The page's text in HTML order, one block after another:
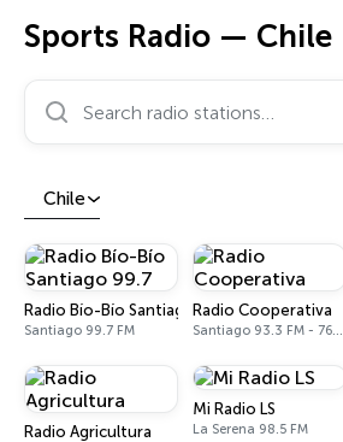
Sports Radio — Chile
Search radio stations…
Chile
Radio Bío-Bío Santiago 99.7
Santiago 99.7 FM
Radio Cooperativa
Santiago 93.3 FM - 760 AM
Radio Agricultura
Mi Radio LS
La Serena 98.5 FM